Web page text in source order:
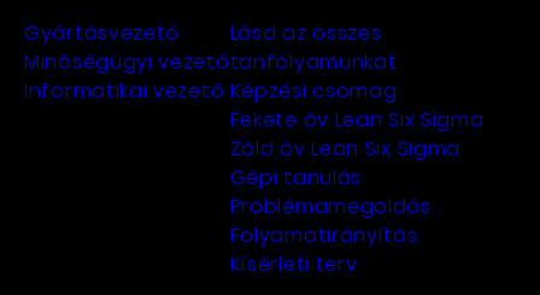
Gyártásvezető
Minőségügyi vezető
Informatikai vezető
Lásd az összes
tanfolyamunkat
Képzési csomag
Fekete öv Lean Six Sigma
Zöld öv Lean Six Sigma
Gépi tanulás
Problémamegoldás
Folyamatirányítás
Kísérleti terv